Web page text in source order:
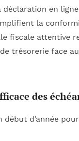
en
la
fiscale attentive
trésorerie face
des
début d’année